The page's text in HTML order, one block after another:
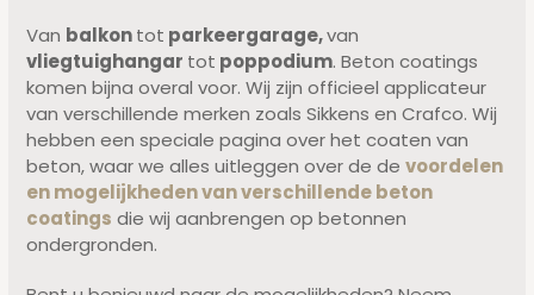
Van balkontot parkeergarage,van
vliegtuighangar tot poppodium. Beton coatings
komen bijna overal voor. Wij zijn officieel applicateur
van verschillende merken zoals Sikkens en Crafco. Wij
hebben een speciale pagina over het coaten van
beton, waar we alles uitleggen over de devoordelen
en mogelijkheden van verschillende beton
coatings die wij aanbrengen op betonnen
ondergronden.